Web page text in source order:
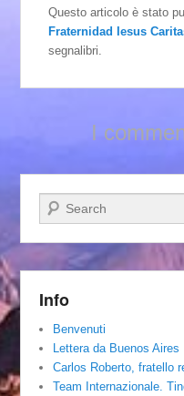
Questo articolo è stato
Fraternidad Iesus
segnalibri.
I
Cerca
Info
Benvenuti
Lettera da Buenos Aires
Carlos Roberto, fratello
Team Internazionale.